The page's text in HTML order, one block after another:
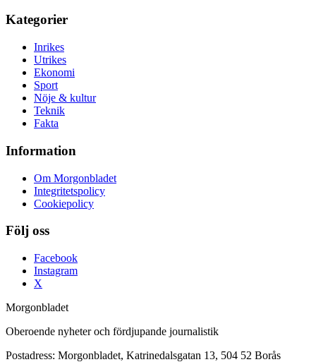
Kategorier
Inrikes
Utrikes
Ekonomi
Sport
Nöje & kultur
Teknik
Fakta
Information
Om Morgonbladet
Integritetspolicy
Cookiepolicy
Följ oss
Facebook
Instagram
X
Morgonbladet
Oberoende nyheter och fördjupande journalistik
Postadress: Morgonbladet, Katrinedalsgatan 13, 504 52 Borås